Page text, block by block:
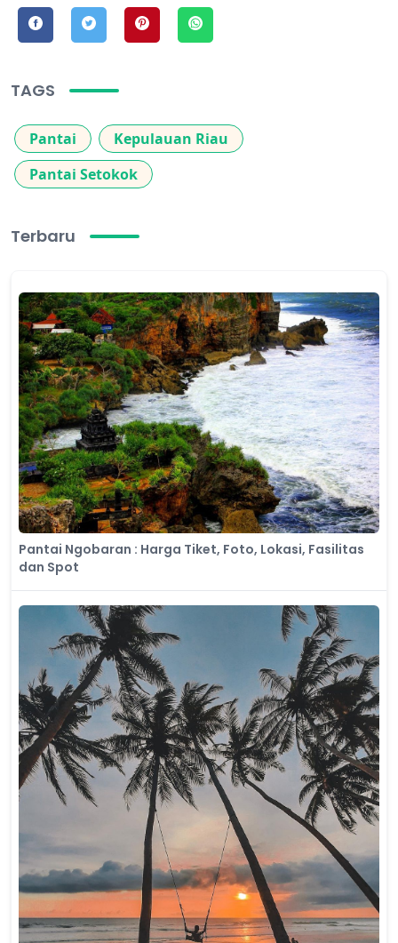
TAGS
Pantai
Kepulauan Riau
Pantai Setokok
Terbaru
Pantai Ngobaran : Harga Tiket, Foto, Lokasi, Fasilitas
dan Spot